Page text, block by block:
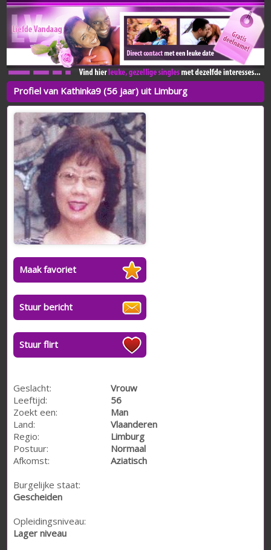
Profiel van Kathinka9 (56 jaar) uit Limburg
Maak favoriet
Stuur bericht
Stuur flirt
Geslacht:
Vrouw
Leeftijd:
56
Zoekt een:
Man
Land:
Vlaanderen
Regio:
Limburg
Postuur:
Normaal
Afkomst:
Aziatisch
Burgelijke staat:
Gescheiden
Opleidingsniveau:
Lager niveau